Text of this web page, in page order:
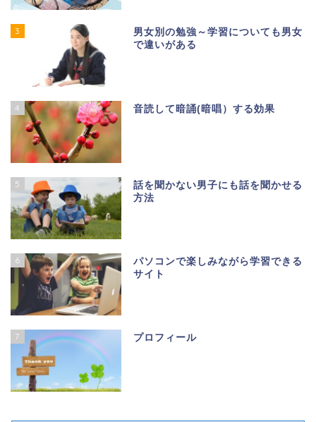
3
男女別の勉強～学習についても男女
で違いがある
4 音読して暗誦(暗唱）する効果
5
話を聞かない男子にも話を聞かせる
方法
6
パソコンで楽しみながら学習できる
サイト
7 プロフィール